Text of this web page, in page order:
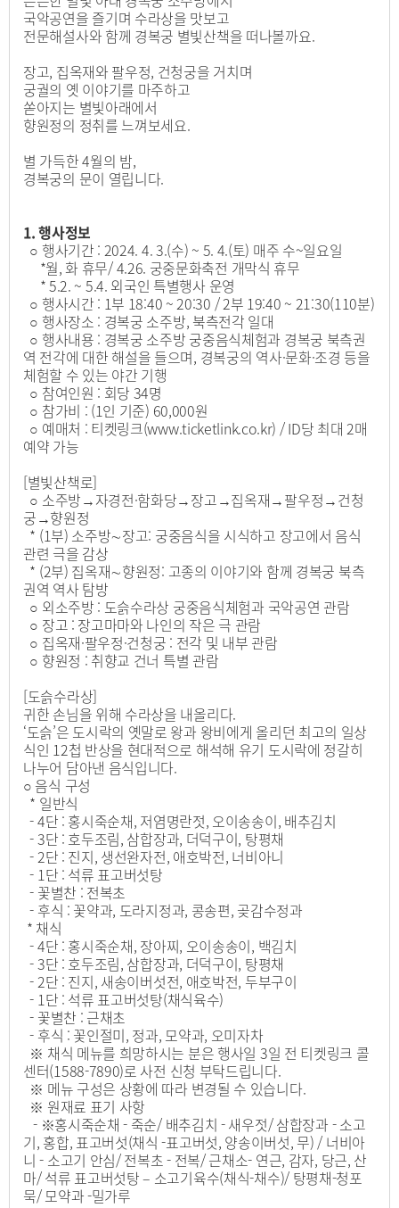
국악공연을 즐기며 수라상을 맛보고
전문해설사와 함께 경복궁 별빛산책을 떠나볼까요.
장고, 집옥재와 팔우정, 건청궁을 거치며
궁궐의 옛 이야기를 마주하고
쏟아지는 별빛아래에서
향원정의 정취를 느껴보세요.
별 가득한 4월의 밤,
경복궁의 문이 열립니다.
1. 행사정보
○ 행사기간 : 2024. 4. 3.(수) ~ 5. 4.(토) 매주 수~일요일
*월, 화 휴무/ 4.26. 궁중문화축전 개막식 휴무
* 5.2. ~ 5.4. 외국인 특별행사 운영
○ 행사시간 : 1부 18:40 ~ 20:30 / 2부 19:40 ~ 21:30(110분)
○ 행사장소 : 경복궁 소주방, 북측전각 일대
○ 행사내용 : 경복궁 소주방 궁중음식체험과 경복궁 북측권
역 전각에 대한 해설을 들으며, 경복궁의 역사·문화·조경 등을
체험할 수 있는 야간 기행
○ 참여인원 : 회당 34명
○ 참가비 : (1인 기준) 60,000원
○ 예매처 : 티켓링크(www.ticketlink.co.kr) / ID당 최대 2매
예약 가능
[별빛산책로]
○ 소주방→자경전·함화당→장고→집옥재→팔우정→건청
궁→향원정
* (1부) 소주방∼장고: 궁중음식을 시식하고 장고에서 음식
관련 극을 감상
* (2부) 집옥재∼향원정: 고종의 이야기와 함께 경복궁 북측
권역 역사 탐방
○ 외소주방 : 도슭수라상 궁중음식체험과 국악공연 관람
○ 장고 : 장고마마와 나인의 작은 극 관람
○ 집옥재·팔우정·건청궁 : 전각 및 내부 관람
○ 향원정 : 취향교 건너 특별 관람
[도슭수라상]
귀한 손님을 위해 수라상을 내올리다.
‘도슭’은 도시락의 옛말로 왕과 왕비에게 올리던 최고의 일상
식인 12첩 반상을 현대적으로 해석해 유기 도시락에 정갈히
나누어 담아낸 음식입니다.
○ 음식 구성
* 일반식
- 4단 : 홍시죽순채, 저염명란젓, 오이송송이, 배추김치
- 3단 : 호두조림, 삼합장과, 더덕구이, 탕평채
- 2단 : 진지, 생선완자전, 애호박전, 너비아니
- 1단 : 석류 표고버섯탕
- 꽃별찬 : 전복초
- 후식 : 꽃약과, 도라지정과, 콩송편, 곶감수정과
* 채식
- 4단 : 홍시죽순채, 장아찌, 오이송송이, 백김치
- 3단 : 호두조림, 삼합장과, 더덕구이, 탕평채
- 2단 : 진지, 새송이버섯전, 애호박전, 두부구이
- 1단 : 석류 표고버섯탕(채식육수)
- 꽃별찬 : 근채초
- 후식 : 꽃인절미, 정과, 모약과, 오미자차
※ 채식 메뉴를 희망하시는 분은 행사일 3일 전 티켓링크 콜
센터(1588-7890)로 사전 신청 부탁드립니다.
※ 메뉴 구성은 상황에 따라 변경될 수 있습니다.
※ 원재료 표기 사항
- ※홍시죽순채 - 죽순/ 배추김치 - 새우젓/ 삼합장과 - 소고
기, 홍합, 표고버섯(채식 -표고버섯, 양송이버섯, 무) / 너비아
니 - 소고기 안심/ 전복초 - 전복/ 근채소- 연근, 감자, 당근, 산
마/ 석류 표고버섯탕 – 소고기육수(채식-채수)/ 탕평채-청포
묵/ 모약과 -밀가루